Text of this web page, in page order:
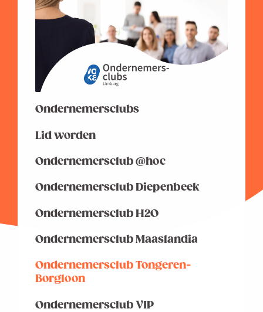
Ondernemersclubs
Lid worden
Ondernemersclub @hoc
Ondernemersclub Diepenbeek
Ondernemersclub H2O
Ondernemersclub Maaslandia
Ondernemersclub Tongeren-
Borgloon
Ondernemersclub VIP